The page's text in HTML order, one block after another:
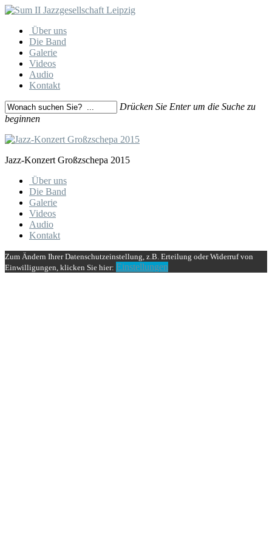
Skip
main
content
Menu
Über uns
Die Band
Galerie
Videos
Audio
Kontakt
Drücken Sie Enter um die Suche zu
beginnen
Search
Jazz-Konzert Großzschepa 2015
Close
Menu
Über uns
Die Band
Galerie
Videos
Audio
Kontakt
Zum Ändern Ihrer Datenschutzeinstellung, z.B. Erteilung oder Widerruf von
Einwilligungen, klicken Sie hier: Einstellungen